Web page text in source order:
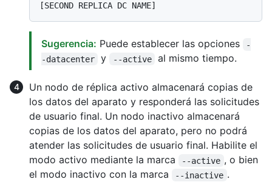
[SECOND REPLICA DC NAME]
Sugerencia: Puede establecer las opciones
-
-datacenter
y --active al mismo tiempo.
Un nodo de réplica activo almacenará copias de
los datos del aparato y responderá las solicitudes
de usuario final. Un nodo inactivo almacenará
copias de los datos del aparato, pero no podrá
atender las solicitudes de usuario final. Habilite el
modo activo mediante la marca
--active , o bien
el modo inactivo con la marca
--inactive .